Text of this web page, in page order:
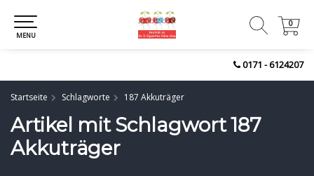
0171 - 6124207
0
0
MENU
Startseite Schlagworte 187 Akkuträger
Artikel mit Schlagwort 187
Akkuträger